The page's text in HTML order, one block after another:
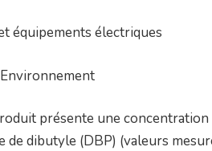
équipements électriques
présente une
dibutyle (DBP) (valeurs